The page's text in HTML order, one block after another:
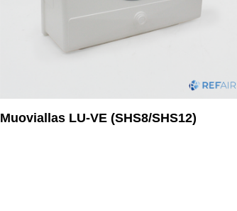
Muoviallas LU-VE (SHS8/SHS12)